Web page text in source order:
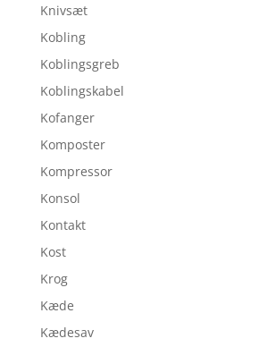
Knivsæt
Kobling
Koblingsgreb
Koblingskabel
Kofanger
Komposter
Kompressor
Konsol
Kontakt
Kost
Krog
Kæde
Kædesav